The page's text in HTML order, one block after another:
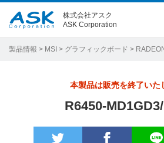
株式会社アスク
ASK Corporation
製品情報 > MSI > グラフィックボード >
本製品は販売を終了いた
R6450-